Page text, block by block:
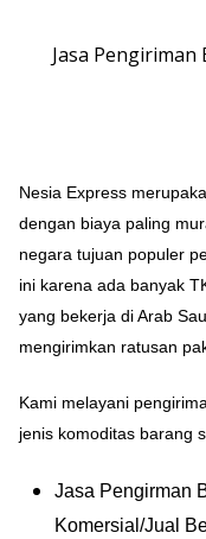
Jasa
Nesia Express
dengan biaya paling
negara tujuan populer
ini karena ada banyak
yang bekerja di Arab
mengirimkan ratusan
Kami melayani
jenis komoditas barang
Jasa Pengirman
Komersial/Jual